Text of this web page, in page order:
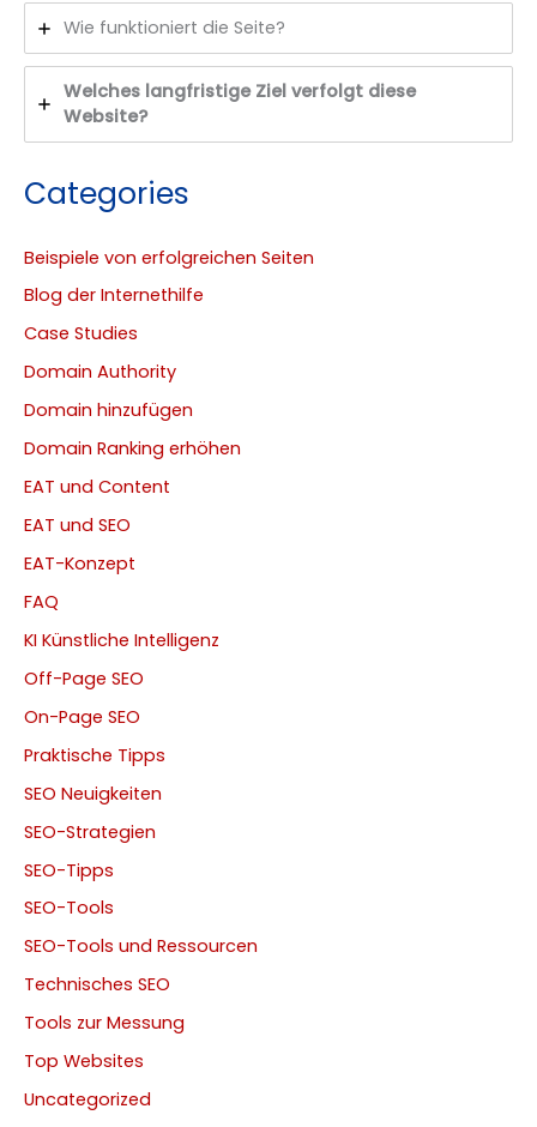
Wie funktioniert die Seite?
Welches langfristige Ziel verfolgt diese
Website?
Categories
Beispiele von erfolgreichen Seiten
Blog der Internethilfe
Case Studies
Domain Authority
Domain hinzufügen
Domain Ranking erhöhen
EAT und Content
EAT und SEO
EAT-Konzept
FAQ
KI Künstliche Intelligenz
Off-Page SEO
On-Page SEO
Praktische Tipps
SEO Neuigkeiten
SEO-Strategien
SEO-Tipps
SEO-Tools
SEO-Tools und Ressourcen
Technisches SEO
Tools zur Messung
Top Websites
Uncategorized